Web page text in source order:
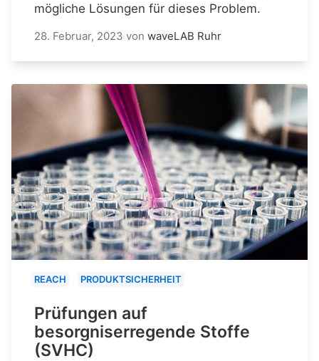
mögliche Lösungen für dieses Problem.
28. Februar, 2023 von waveLAB Ruhr
REACH PRODUKTSICHERHEIT
Prüfungen auf
besorgniserregende Stoffe
(SVHC)